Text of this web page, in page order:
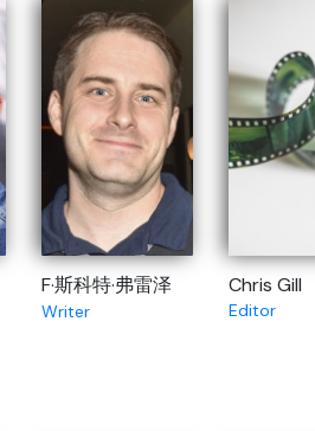
F·斯科特·弗雷泽
Writer
Chris Gill
Editor